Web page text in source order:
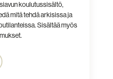
koulutussisältö,
mitä tehdä arkisissa ja
Sisältää myös